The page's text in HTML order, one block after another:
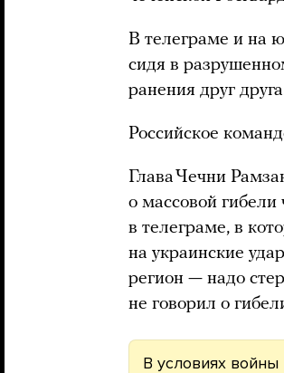
В телеграме и на
сидя в
ранения друг
Российское
Глава Чечни
о массовой гибели
в телеграме, в
на украинские
регион — надо
не говорил о
В условиях